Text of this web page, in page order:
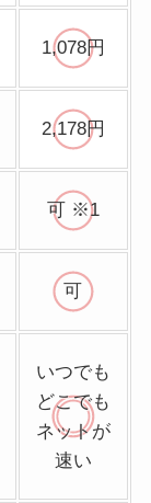
1,078円
2,178円
可 ※1
可
いつでも
どこでも
ネットが
速い